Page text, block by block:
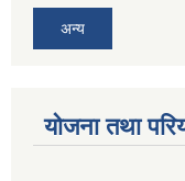
अन्य
योजना तथा